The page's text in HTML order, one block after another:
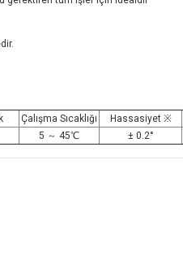
Çalışma Sıcaklığı Hassasiyet ※
5 ～ 45℃ ± 0.2°